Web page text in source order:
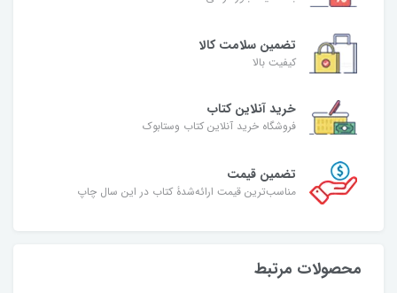
تضمین سلامت کالا
کیفیت بالا
خرید آنلاین کتاب
فروشگاه خرید آنلاین کتاب وستابوک
تضمین قیمت
مناسب‌ترین قیمت ارائه‌شدۀ کتاب در این سال چاپ
محصولات مرتبط